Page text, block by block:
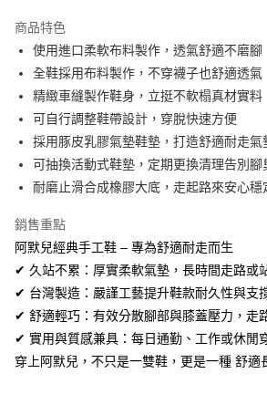
合作金庫商業銀行
華南商業銀行
彰化商業
上海商業儲蓄銀行
台北富邦
國泰世華商業銀行
兆豐國際
臺灣中小企業銀行
台中商業
匯豐（台灣）商業銀行
華泰商
聯邦商業銀行
遠東國際
元大商業銀行
永豐商業
玉山商業銀行
星展（台
台灣樂天信用卡公司
超商取貨付款
LINE Pay
Apple Pay
街口支付
全盈+PAY
AFTEE先享後付
相關說明
【關於「AFTEE先享後付」】
AFTEE先享後付是「在收到商品之後才付款」的支
便利好安心！
１．簡單：不需註冊會員、不需綁卡、不需儲值。
ATM付款
商品特色
使用進口柔軟布料製作，透氣舒適不磨腳
全鞋採用布料製作，不穿襪子也舒適透氣
精緻車縫製作鞋身，立挺不軟榻真材實料
可自行調整鞋帶設計，穿脫快速方便
採用豚皮乳膠氣墊鞋墊，打造舒適耐走氣
可抽換活動式鞋墊，定期更換清理告別腳
耐磨止滑合成橡膠大底，走起路來安心穩
銷售重點
阿默兒經典手工鞋 – 專為舒適耐走而生
✔ 久站不累：厚實柔軟氣墊，長時間走路或
✔ 台灣製造：嚴謹工藝提升鞋款耐久性與支
✔ 舒適輕巧：有效分散腳部與膝蓋壓力，走
✔ 實用與質感兼具：每日通勤、工作或休閒
穿上阿默兒，不只是一雙鞋，更是一種 舒適